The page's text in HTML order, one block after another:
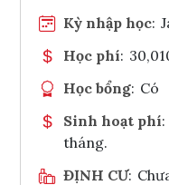
Kỳ nhập học:
Học phí:
Học bổng: Có
Sinh hoạt phí:
tháng.
ĐỊNH CƯ: